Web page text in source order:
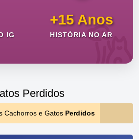
IG
+15 Anos
HISTÓRIA NO AR
Perdidos
Cachorros e Gatos Perdidos